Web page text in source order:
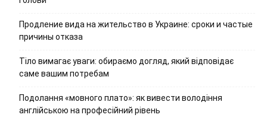
Продление вида на жительство в Украине: сроки и частые
причины отказа
Тіло вимагає уваги: обираємо догляд, який відповідає
саме вашим потребам
Подолання «мовного плато»: як вивести володіння
англійською на професійний рівень